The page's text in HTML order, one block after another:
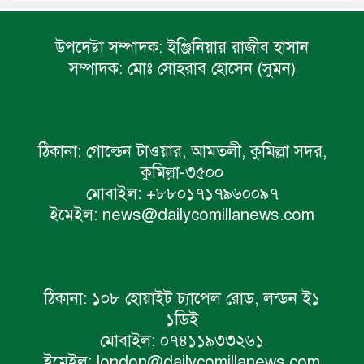
উপদেষ্টা সম্পাদক: ইঞ্জিনিয়ার রাজীব হাসান
সম্পাদক: মোঃ সোহরাব হোসেন (সুমন)
ঠিকানা: গোল্ডেন টাওয়ার, আমতলী, কুমিল্লা সদর,
কুমিল্লা-৩৫০০
মোবাইল: +৮৮০১৭১৭৯৬০০৯৭
ইমেইল: news@dailycomillanews.com
ঠিকানা: ১০৮ হোয়াইট চ্যাপেল রোড, লন্ডন ই১
১ডিই
মোবাইল: ০৭৪১১৯৩৩২৬১